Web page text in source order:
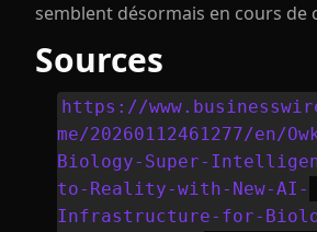
semblent désormais en cours de
Sources
https://
me/20260112461277/en/
Biology-Super-
to-Reality-with-New-AI-
Infrastructure-for-